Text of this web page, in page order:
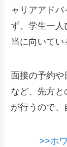
ャリアアド
ず、学生一人
当に向いてい
面接の予約
など、先方
が行うので、
>>ホ